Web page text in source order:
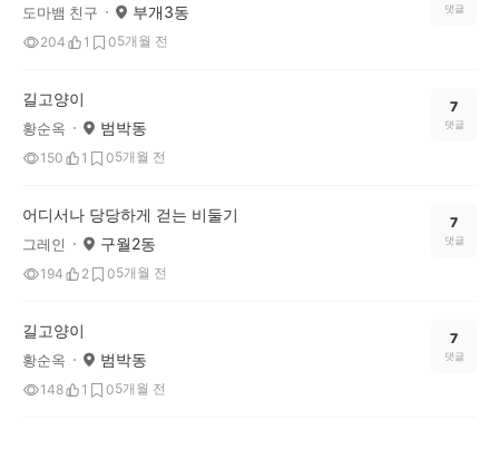
도마뱀 친구 부개3동
204 1 05개월 전
댓글
길고양이
황순옥 범박동
150 1 05개월 전
7
댓글
어디서나 당당하게 걷는 비둘기
그레인 구월2동
194 2 05개월 전
7
댓글
길고양이
황순옥 범박동
148 1 05개월 전
7
댓글